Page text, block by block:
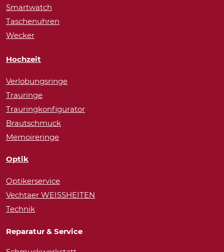
Smartwatch
Taschenuhren
Wecker
Hochzeit
Verlobungsringe
Trauringe
Trauringkonfigurator
Brautschmuck
Memoireringe
Optik
Optikerservice
Vechtaer WEISSHEITEN
Technik
Reparatur & Service